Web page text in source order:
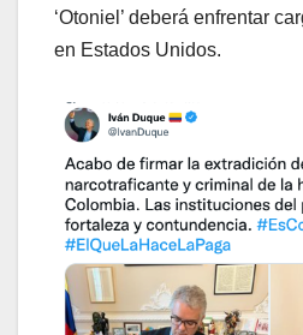
‘Otoniel’ deberá enfrentar
en Estados Unidos.